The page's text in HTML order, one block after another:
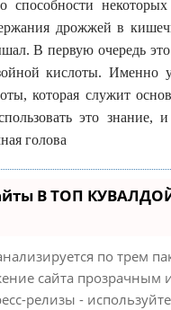
некоторых
дрожжей в
В первую очередь
кислоты. Именно
которая служит
это знание,
голова
В ТОП
по трем
сайта прозрачным
релизы -